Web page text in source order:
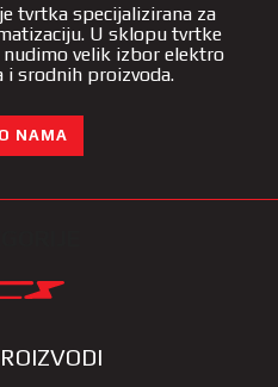
tvrtka specijalizirana za
U sklopu tvrtke
velik izbor elektro
i srodnih proizvoda.
NAMA